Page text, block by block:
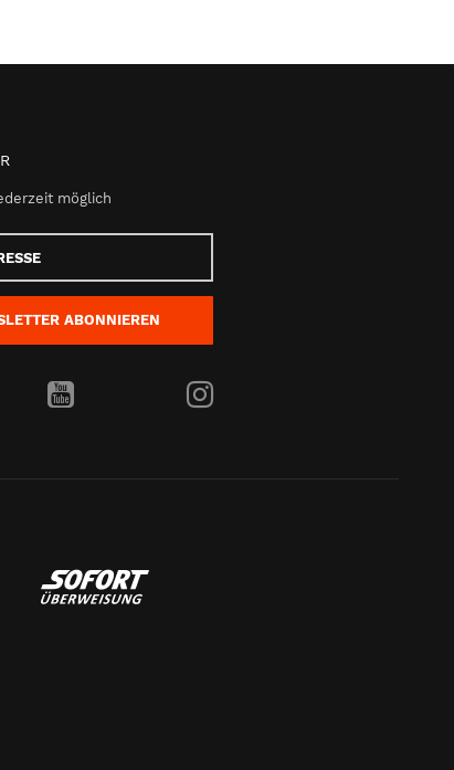
möglich
ABONNIEREN